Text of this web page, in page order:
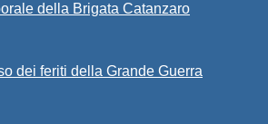
della Brigata Catanzaro
dei feriti della Grande Guerra